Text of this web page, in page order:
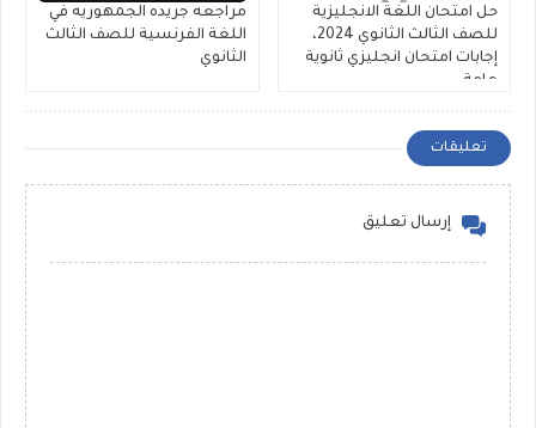
حل امتحان اللغة الانجليزية
للصف الثالث الثانوي 2024،
إجابات امتحان انجليزي ثانوية
عامة
مراجعه جريده الجمهوريه في
اللغة الفرنسية للصف الثالث
الثانوي
تعليقات
إرسال تعليق